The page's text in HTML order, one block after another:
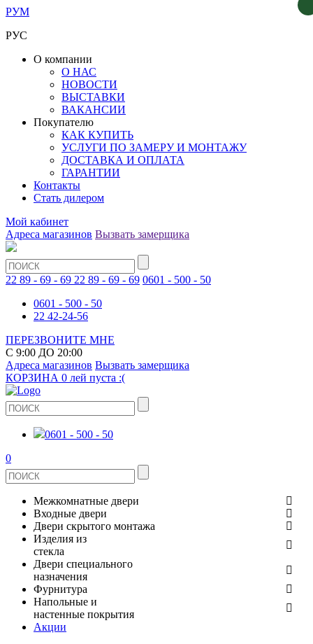
РУМ
РУС
О компании
О НАС
НОВОСТИ
ВЫСТАВКИ
ВАКАНСИИ
Покупателю
КАК КУПИТЬ
УСЛУГИ ПО ЗАМЕРУ И МОНТАЖУ
ДОСТАВКА И ОПЛАТА
ГАРАНТИИ
Контакты
Стать дилером
Мой кабинет
Адреса магазинов Вызвать замерщика
22 89 - 69 - 69 22 89 - 69 - 69 0601 - 500 - 50
0601 - 500 - 50
22 42-24-56
ПЕРЕЗВОНИТЕ МНЕ
С 9:00 ДО 20:00
Адреса магазинов Вызвать замерщика
КОРЗИНА 0 лей пуста :(
0601 - 500 - 50
0
Межкомнатные двери
ШПОНИРОВАНЫЕ
ЭКОШПОН
ИЗ МАССИВА СОСНЫ
Входные двери
МЕТАЛЛИЧЕСКИЕ ДВЕРИ
В КВАРТИРУ
ДЛЯ ДОМА
Двери скрытого монтажа
СТЕКЛЯННЫЕ
ЗЕРКАЛЬНЫЕ
Изделия из
стекла
ДВЕРИ
ДУШЕВЫЕ КАБИНЫ И ПЕРЕГОРОДКИ
ОГРАЖДЕНИЯ И СТУПЕНИ
Двери специального
назначения
ПРОТИВОПОЖАРНЫЕ
Фурнитура
ДВЕРНЫЕ РУЧКИ
Напольные и
настенные покрытия
Акции